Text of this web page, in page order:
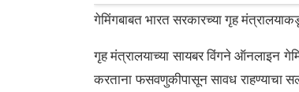
गेमिंगबाबत भारत सरकारच्या गृह
गृह मंत्रालयाच्या सायबर विंगने ऑनलाइन
करताना फसवणुकीपासून सावध राहण्याचा